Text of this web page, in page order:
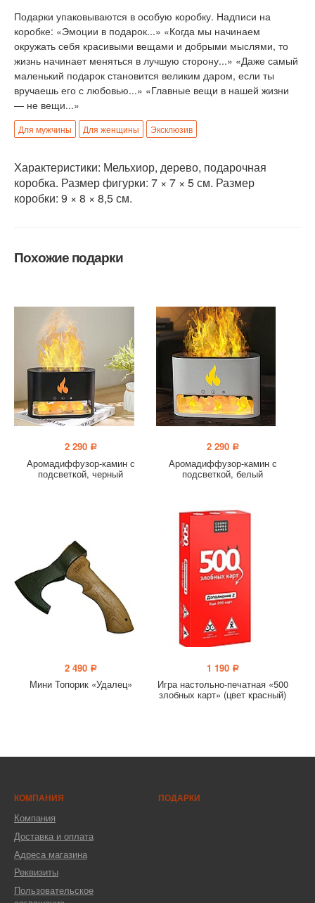
Подарки упаковываются в особую коробку. Надписи на
коробке: «Эмоции в подарок...» «Когда мы начинаем
окружать себя красивыми вещами и добрыми мыслями, то
жизнь начинает меняться в лучшую сторону...» «Даже самый
маленький подарок становится великим даром, если ты
вручаешь его с любовью...» «Главные вещи в нашей жизни
— не вещи...»
Для мужчины Для женщины Эксклюзив
Характеристики: Мельхиор, дерево, подарочная
коробка. Размер фигурки: 7 × 7 × 5 см. Размер
коробки: 9 × 8 × 8,5 см.
Похожие подарки
2 290 a
Аромадиффузор-камин с
подсветкой, черный
2 290 a
Аромадиффузор-камин с
подсветкой, белый
2 490 a
Мини Топорик «Удалец»
1 190 a
Игра настольно-печатная «500
злобных карт» (цвет красный)
КОМПАНИЯ
Компания
Доставка и оплата
Адреса магазина
Реквизиты
Пользовательское
ПОДАРКИ